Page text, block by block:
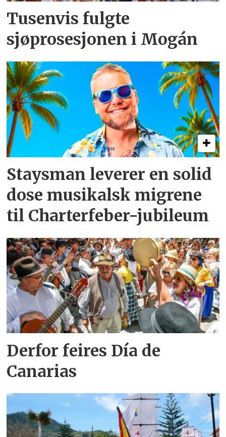
Tusenvis fulgte
sjøprosesjonen i Mogán
Staysman leverer en solid
dose musikalsk migrene
til Charterfeber-jubileum
Derfor feires Día de
Canarias